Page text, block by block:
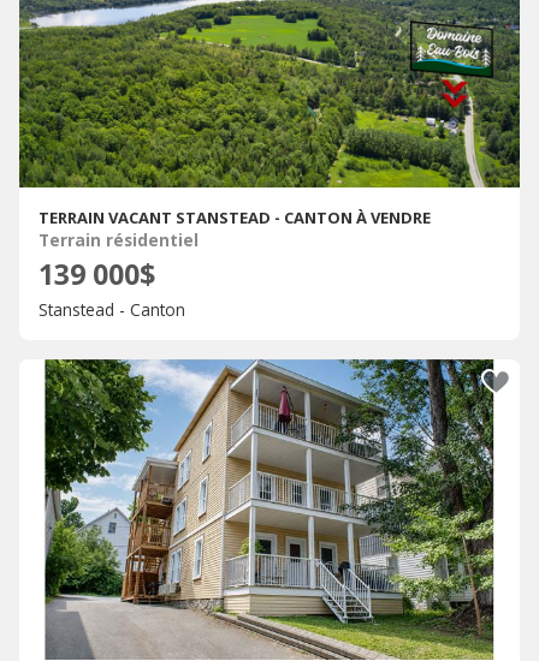
TERRAIN VACANT STANSTEAD - CANTON À VENDRE
Terrain résidentiel
139 000$
Stanstead - Canton